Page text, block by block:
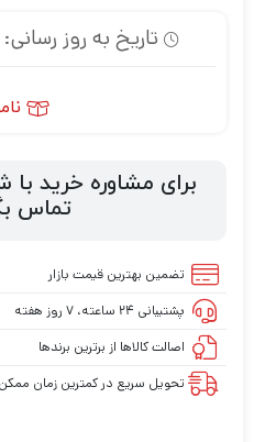
تاریخ به روز رسانی:
برای مشاوره خرید با
تماس
تضمین بهترین قیمت بازار
پشتیبانی ۲۴ ساعته، ۷ روز هفته
اصالت کالاها از برترین برندها
تحویل سریع در کمترین زمان ممکن